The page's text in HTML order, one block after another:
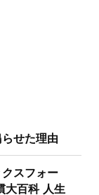
せた理由
スフォー
大百科 人生